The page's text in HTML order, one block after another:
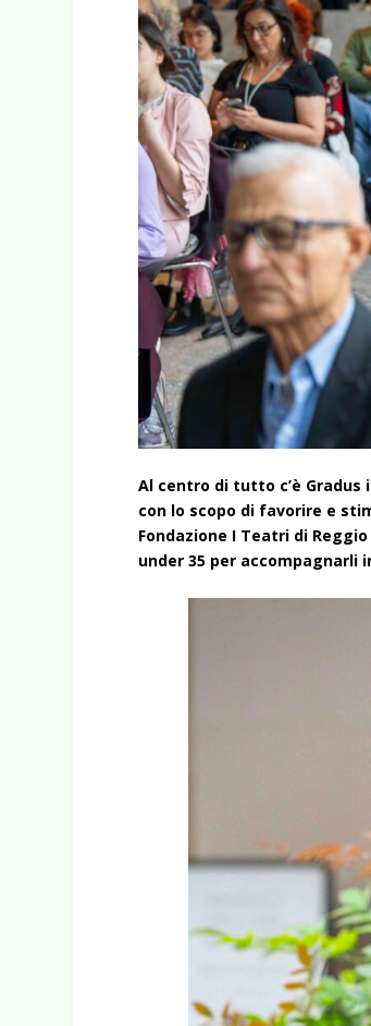
Al centro di tutto c’è
con lo scopo di favorire e
Fondazione I Teatri di
under 35 per accompagnarli